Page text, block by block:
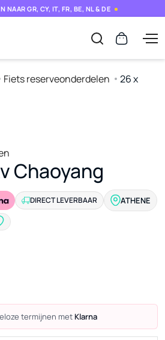
NAAR GR, CY, IT, FR, BE, NL & DE
Fiets reserveonderdelen
26 x
Chaoyang
DIRECT LEVERBAAR ATHENE
termijnen met Klarna